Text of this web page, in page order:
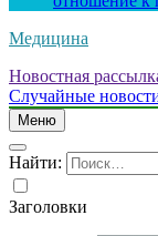
Медицина
Новостная
Случайные
Меню
Найти:
Заголовки